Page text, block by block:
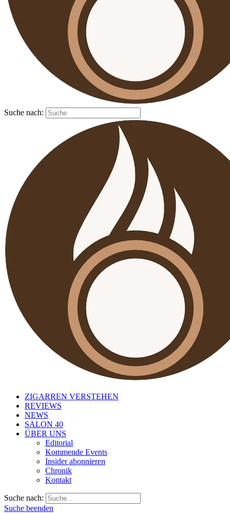
Suche nach:
ZIGARREN VERSTEHEN
REVIEWS
NEWS
SALON 40
ÜBER UNS
Editorial
Kommende Events
Insider abonnieren
Chronik
Kontakt
Suche nach:
Suche beenden